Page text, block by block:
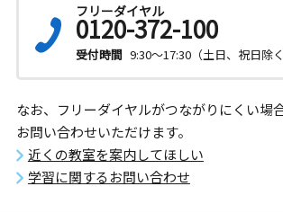
フリーダイヤル
0120-372-100
受付時間 9:30～17:30（土日、祝日除く
なお、フリーダイヤルがつながりにくい場
お問い合わせいただけます。
近くの教室を案内してほしい
学習に関するお問い合わせ